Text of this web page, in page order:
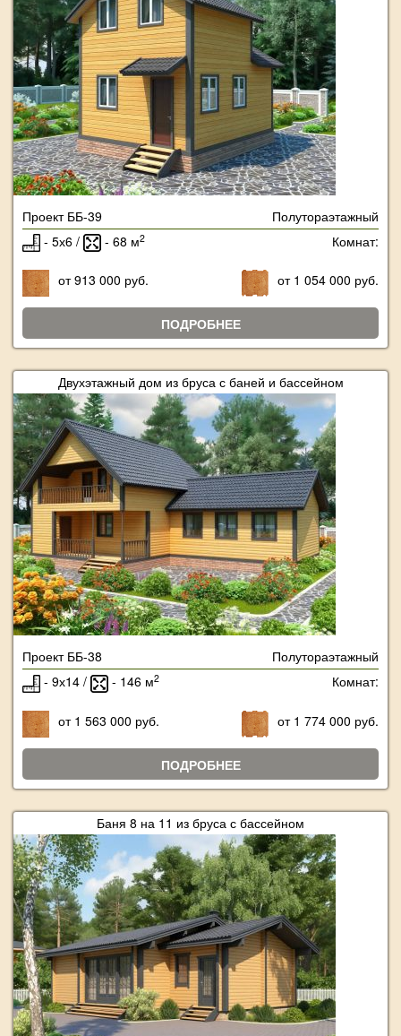
Проект ББ-39
Полутораэтажный
- 5х6 /
- 68 м2 Комнат:
от 913 000 руб. от 1 054 000 руб.
ПОДРОБНЕЕ
Двухэтажный дом из бруса с баней и бассейном
Проект ББ-38
Полутораэтажный
- 9х14 /
- 146 м2 Комнат:
от 1 563 000 руб. от 1 774 000 руб.
ПОДРОБНЕЕ
Баня 8 на 11 из бруса с бассейном